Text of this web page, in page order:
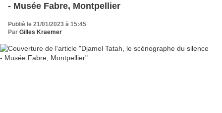
- Musée Fabre, Montpellier
Publié le 21/01/2023 à 15:45
Par Gilles Kraemer